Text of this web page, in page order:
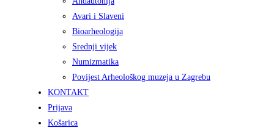
Avari i Slaveni
Bioarheologija
Srednji vijek
Numizmatika
Povijest Arheološkog muzeja u Zagrebu
KONTAKT
Prijava
Košarica